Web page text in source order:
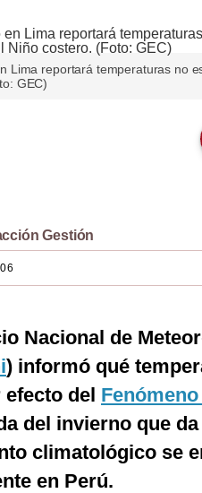
Lima reportará temperaturas no
GEC)
Gestión
Nacional de
) informó qué
del
del invierno que
climatológico se
en Perú.